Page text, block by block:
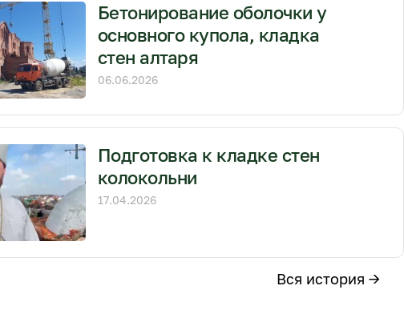
Бетонирование оболочки у
основного купола, кладка
стен алтаря
06.06.2026
Подготовка к кладке стен
колокольни
17.04.2026
Вся история →